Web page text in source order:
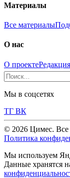
Материалы
Все материалы
О нас
О проектеРедакция
Мы в соцсетях
ТГ ВК
© 2026 Цимес.
Политика
Мы используем
Данные хранятся